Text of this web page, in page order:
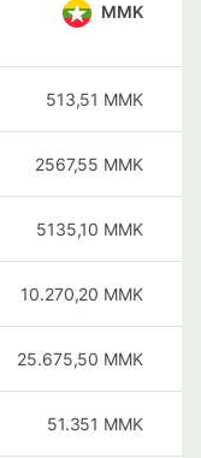
MMK
513,51 MMK
2567,55 MMK
5135,10 MMK
10.270,20 MMK
25.675,50 MMK
51.351 MMK